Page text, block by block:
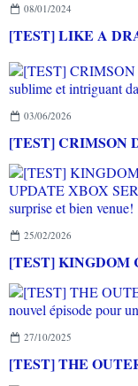
08/01/2024
03/06/2026
25/02/2026
27/10/2025